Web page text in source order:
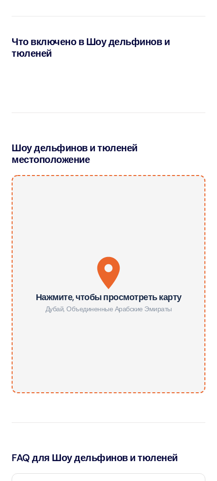
Что включено в Шоу дельфинов и
тюленей
Шоу дельфинов и тюленей
местоположение
Нажмите, чтобы просмотреть карту
Дубай, Объединенные Арабские Эмираты
FAQ для Шоу дельфинов и тюленей